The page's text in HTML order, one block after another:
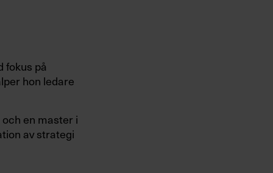
fokus på
hon ledare
en master i
av strategi